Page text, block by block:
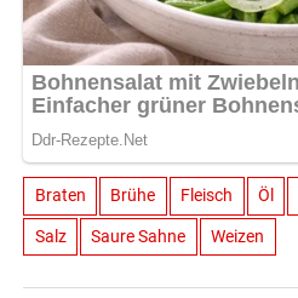
Braten Brühe Fleisch Öl
Salz Saure Sahne Weizen